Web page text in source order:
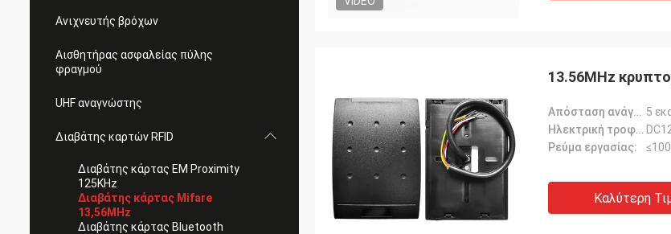
Ανιχνευτής βρόχων
Αισθητήρας ασφαλείας πύλης
φραγμού
UHF αναγνώστης
Διαβάτης καρτών RFID
Διαβάτης κάρτας EM Proximity
125KHz
Διαβάτης κάρτας Mifare
13,56MHz
Διαβάτης κάρτας Bluetooth
13.56MHz
Απόσταση ανάγνωσης: 5
Ηλεκτρική τροφοδοσία:
Ρεύμα εργασίας:
Καλύτερη